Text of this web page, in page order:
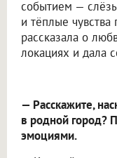
событием —
и тёплые
рассказала о
локациях и дала
— Расскажите,
в родной город?
эмоциями.